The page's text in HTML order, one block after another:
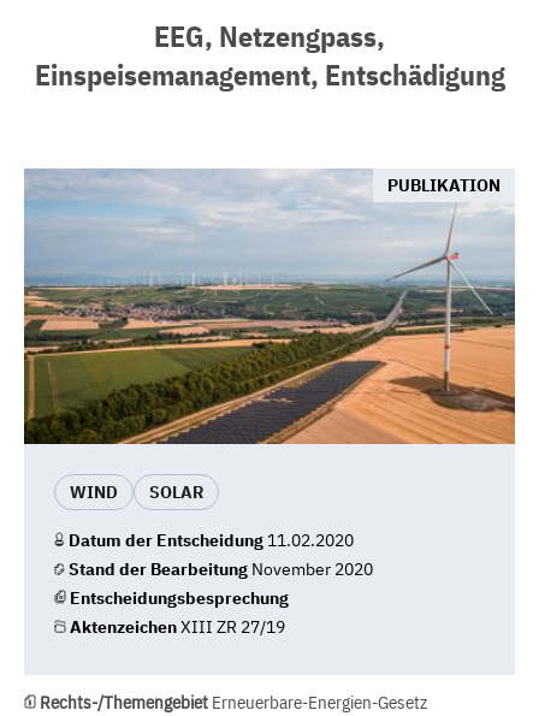
EEG, Netzengpass,
Einspeisemanagement, Entschädigung
PUBLIKATION
WIND SOLAR
Datum der Entscheidung 11.02.2020
Stand der Bearbeitung November 2020
Entscheidungsbesprechung
AktenzeichenXIII ZR 27/19
Rechts-/Themengebiet Erneuerbare-Energien-Gesetz